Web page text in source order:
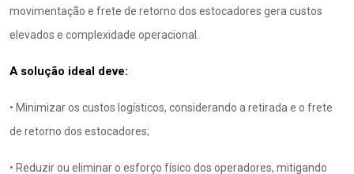
movimentação e frete de retorno dos estocadores gera custos
elevados e complexidade operacional.
A solução ideal deve:
• Minimizar os custos logísticos, considerando a retirada e o frete
de retorno dos estocadores;
• Reduzir ou eliminar o esforço físico dos operadores, mitigando